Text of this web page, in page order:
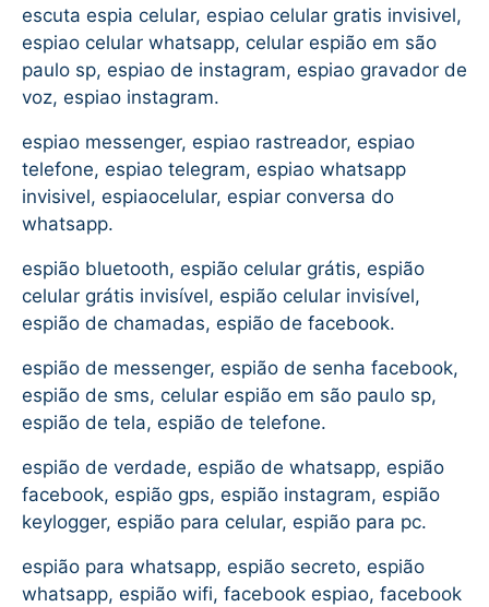
escuta espia celular, espiao celular gratis invisivel,
espiao celular whatsapp, celular espião em são
paulo sp, espiao de instagram, espiao gravador de
voz, espiao instagram.
espiao messenger, espiao rastreador, espiao
telefone, espiao telegram, espiao whatsapp
invisivel, espiaocelular, espiar conversa do
whatsapp.
espião bluetooth, espião celular grátis, espião
celular grátis invisível, espião celular invisível,
espião de chamadas, espião de facebook.
espião de messenger, espião de senha facebook,
espião de sms, celular espião em são paulo sp,
espião de tela, espião de telefone.
espião de verdade, espião de whatsapp, espião
facebook, espião gps, espião instagram, espião
keylogger, espião para celular, espião para pc.
espião para whatsapp, espião secreto, espião
whatsapp, espião wifi, facebook espiao, facebook